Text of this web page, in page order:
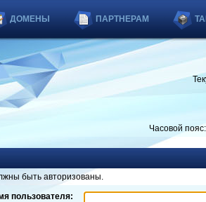
ДОМЕНЫ ПАРТНЕРАМ
Часовой
быть авторизованы.
пользователя: